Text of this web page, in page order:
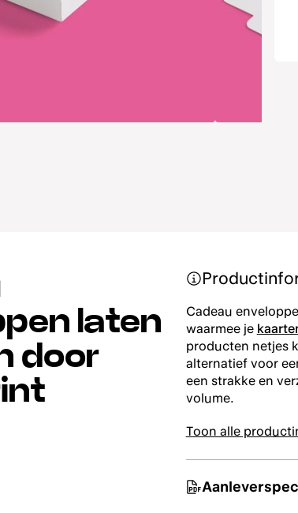
laten
door
Cadeau
waarmee je
producten netjes
alternatief voor
een strakke en
volume.
Toon alle